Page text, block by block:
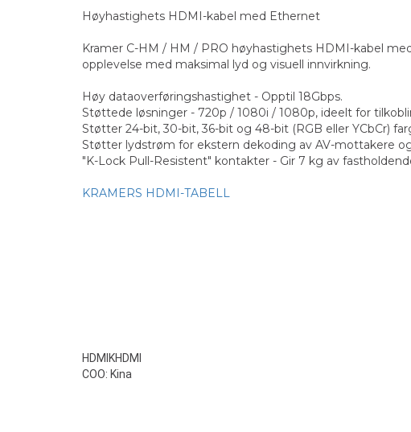
Høyhastighets HDMI-kabel med Ethernet
Kramer C-HM / HM / PRO høyhastighets HDMI-kabel
opplevelse med maksimal lyd og visuell innvirkning.
Høy dataoverføringshastighet - Opptil 18Gbps.
Støttede løsninger - 720p / 1080i / 1080p, ideelt for
Støtter 24-bit, 30-bit, 36-bit og 48-bit (RGB eller YCbCr)
Støtter lydstrøm for ekstern dekoding av AV-mottakere
"K-Lock Pull-Resistent" kontakter - Gir 7 kg av
KRAMERS HDMI-TABELL
HDMIKHDMI
COO: Kina